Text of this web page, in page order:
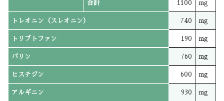
合計 1100 mg
トレオニン（スレオニン） 740 mg
トリプトファン 190 mg
バリン 760 mg
ヒスチジン 600 mg
アルギニン 930 mg